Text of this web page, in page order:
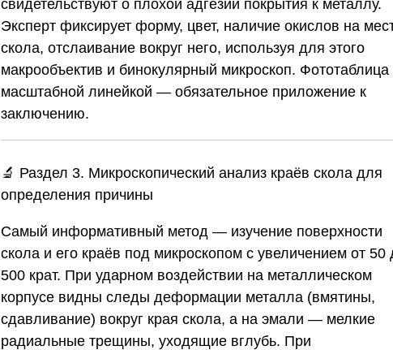
свидетельствуют о плохой адгезии покрытия к металлу.
Эксперт фиксирует форму, цвет, наличие окислов на
скола, отслаивание вокруг него, используя для этого
макрообъектив и бинокулярный микроскоп. Фототаблица
масштабной линейкой — обязательное приложение к
заключению.
🔬 Раздел 3. Микроскопический анализ краёв скола для
определения причины
Самый информативный метод — изучение поверхности
скола и его краёв под микроскопом с увеличением от 50
500 крат. При ударном воздействии на металлическом
корпусе видны следы деформации металла (вмятины,
сдавливание) вокруг края скола, а на эмали — мелкие
радиальные трещины, уходящие вглубь. При